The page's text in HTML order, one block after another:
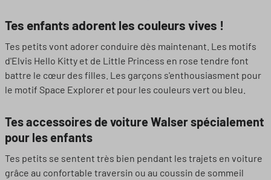
Tes enfants adorent les couleurs vives !
Tes petits vont adorer conduire dès maintenant. Les motifs
d'Elvis Hello Kitty et de Little Princess en rose tendre font
battre le cœur des filles. Les garçons s'enthousiasment pour
le motif Space Explorer et pour les couleurs vert ou bleu.
Tes accessoires de voiture Walser spécialement
pour les enfants
Tes petits se sentent très bien pendant les trajets en voiture
grâce au confortable traversin ou au coussin de sommeil